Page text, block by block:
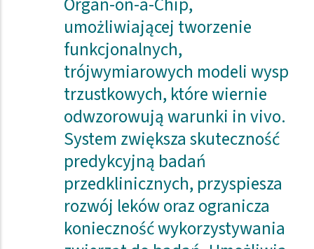
umożliwiającej tworzenie
funkcjonalnych,
trójwymiarowych modeli wysp
trzustkowych, które wiernie
odwzorowują warunki in vivo.
System zwiększa skuteczność
predykcyjną badań
przedklinicznych, przyspiesza
rozwój leków oraz ogranicza
konieczność wykorzystywania